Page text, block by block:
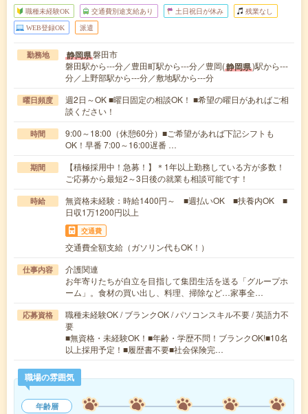
職種未経験OK 交通費別途支給あり 土日祝日が休み 残業なし
WEB登録OK 派遣
勤務地 静岡県磐田市
磐田駅から---分／豊田町駅から---分／豊岡(静岡県)駅から---
分／上野部駅から---分／敷地駅から---分
曜日頻度
週2日～OK ■曜日固定の相談OK！ ■希望の曜日があればご相
談ください！
時間
9:00～18:00（休憩60分）■ご希望があれば下記シフトも
OK！早番 7:00～16:00遅番 …
期間
【積極採用中！急募！】＊1年以上勤務している方が多数！
ご応募から最短2～3日後の就業も相談可能です！
時給
無資格未経験：時給1400円～ ■週払いOK ■扶養内OK ■
日収1万1200円以上
交通費
交通費全額支給（ガソリン代もOK！）
仕事内容
介護関連
お年寄りたちが自立を目指して集団生活を送る「グループホ
ーム」。食材の買い出し、料理、掃除など…家事全…
応募資格
職種未経験OK / ブランクOK / パソコンスキル不要 / 英語力不
要
■無資格・未経験OK！■年齢・学歴不問！ブランクOK!■10名
以上採用予定！■履歴書不要■社会保険完…
職場の雰囲気
年齢層